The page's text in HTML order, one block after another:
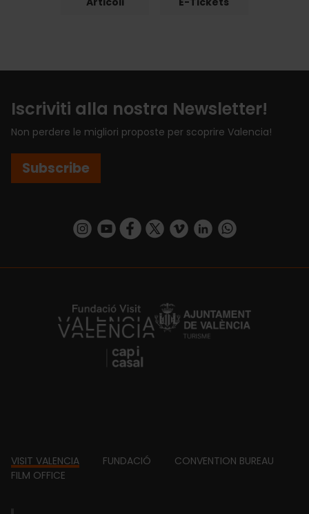
Iscriviti alla nostra Newsletter!
Non perdere le migliori proposte per scoprire Valencia!
Subscribe
https://www.instagram.com/visit_valencia/
https://www.youtube.com/user/
https://www.facebook.com/
https://twitter.com/VisitaValencia
https://vimeo.com/
https://www.linkedin.com/company/turismo-valencia/https://api.whatsapp.com/send/
https://fundacion.visitvalencia.com/
Footer
VISIT VALENCIA FUNDACIÓ
CONVENTION BUREAU
FILM OFFICE